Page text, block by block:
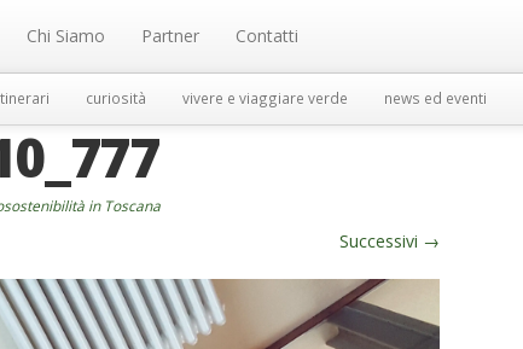
Chi Siamo Partner Contatti
curiosità vivere e viaggiare verde news ed eventi
in Toscana
Successivi →